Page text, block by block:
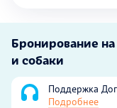
Бронирование
и собаки
Поддержка
Подробнее